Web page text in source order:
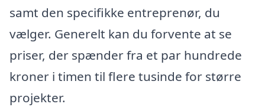
samt den specifikke entreprenør, du
vælger. Generelt kan du forvente at se
priser, der spænder fra et par hundrede
kroner i timen til flere tusinde for større
projekter.